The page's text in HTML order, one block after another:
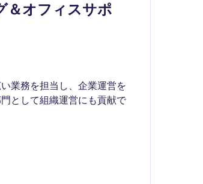
＆オフィスサポ
業務を担当し、企業運営を
として組織運営にも貢献で